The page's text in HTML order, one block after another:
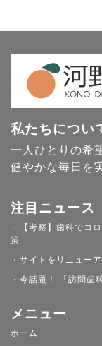
私たちについ
一人ひとりの希
健やかな毎日を
注目ニュース
・【考察】歯科でコ
策
・サイトをリニュー
・今話題！ 「訪問歯
メニュー
ホーム